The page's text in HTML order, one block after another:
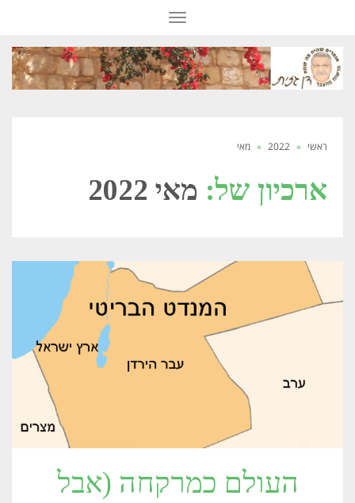
תפריט
ראשי »
2022
» מאי
ארכיון של: מאי 2022
העולם כמרקחה (אבל